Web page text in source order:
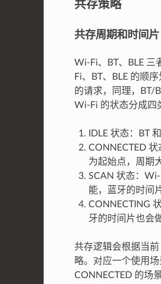
共存策略
共存周期和时间片
Wi-Fi、BT、BLE 三
Fi、BT、BLE 的顺
的请求，同理，BT/
Wi-Fi 的状态分成四
IDLE 状态：BT
CONNECTED 状
为起始点，周期
SCAN 状态：
能，蓝牙的时间
CONNECTING
牙的时间片也会
共存逻辑会根据当
略。对应一个使用
CONNECTED 的场